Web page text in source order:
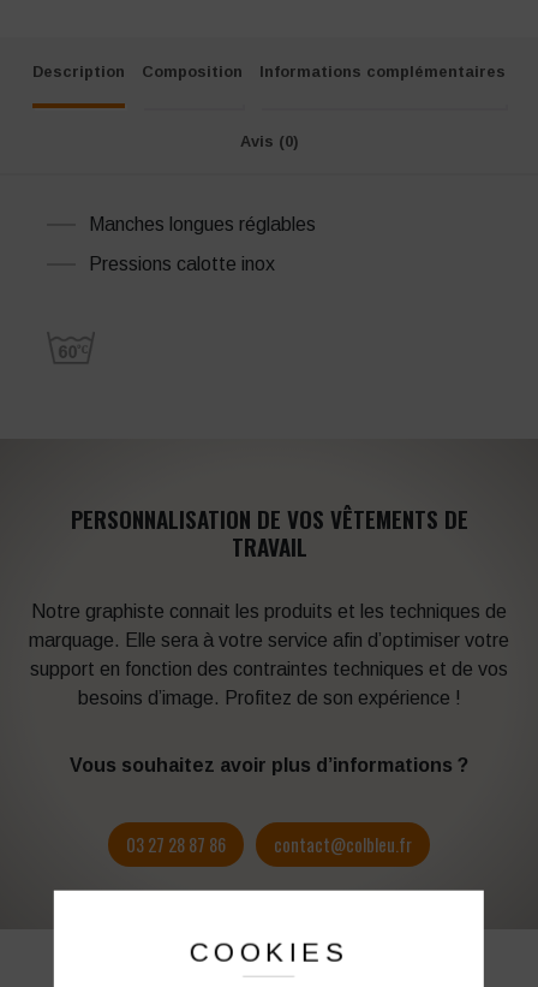
Description Composition Informations complémentaires
Avis (0)
Manches longues réglables
Pressions calotte inox
PERSONNALISATION DE VOS VÊTEMENTS DE
TRAVAIL
Notre graphiste connait les produits et les techniques de
marquage. Elle sera à votre service afin d’optimiser votre
support en fonction des contraintes techniques et de vos
besoins d’image. Profitez de son expérience !
Vous souhaitez avoir plus d’informations ?
03 27 28 87 86 contact@colbleu.fr
COOKIES